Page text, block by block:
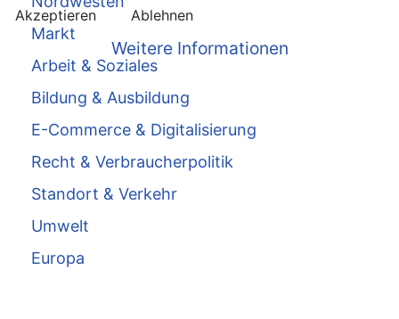
Markt
Arbeit & Soziales
Bildung & Ausbildung
E-Commerce & Digitalisierung
Recht & Verbraucherpolitik
Standort & Verkehr
Umwelt
Europa
Akzeptieren Ablehnen
Weitere Informationen